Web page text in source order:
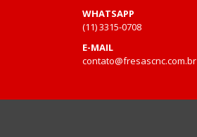
WHATSAPP
(11) 3315-0708
E-MAIL
contato@fresascnc.com.br